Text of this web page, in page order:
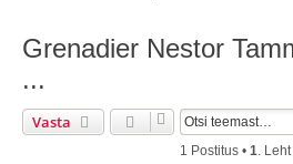
Grenadier Nestor
...
Vasta
1 Postitus • 1. Leht